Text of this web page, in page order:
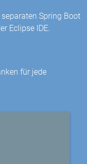
Spring Boot
Eclipse IDE.
für jede